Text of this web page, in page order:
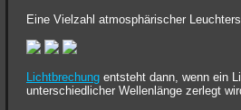
Eine Vielzahl atmosphärischer
Lichtbrechung entsteht dann, wenn ein
unterschiedlicher Wellenlänge zerlegt